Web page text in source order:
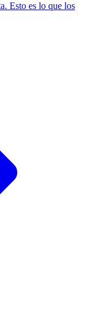
Esto es lo que los